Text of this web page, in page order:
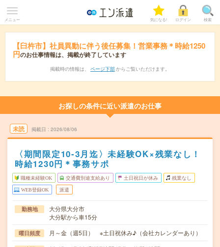
メニュー 気になる! ログイン 検索
【臼杵市】社員異動に伴う後任募集！営業事務＊時給1250
円のお仕事情報は、掲載が終了しています
掲載時の情報は、 ページ下部 からご覧いただけます。
お探しの条件に近い派遣のお仕事
未読 掲載日 2026/08/06
〈期間限定10-3月迄〉未経験OK×残業なし！
時給1230円＊事務サポ
職種未経験OK 交通費別途支給あり 土日祝日が休み 残業なし
WEB登録OK 派遣
勤務地
大分県大分市
大分駅から車15分
曜日頻度 月～金（週5日） ※土日祝休み♪（会社カレンダーあり）